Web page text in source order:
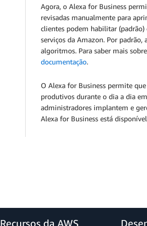
Agora, o Alexa for Business
revisadas manualmente para
clientes podem habilitar (padrão)
serviços da Amazon. Por padrão,
algoritmos. Para saber mais
documentação.
O Alexa for Business permite
produtivos durante o dia a dia
administradores implantem e
Alexa for Business está
Recursos da AWS